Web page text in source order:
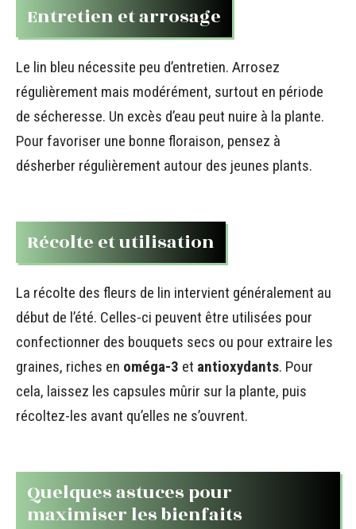
Entretien et arrosage
Le lin bleu nécessite peu d’entretien. Arrosez
régulièrement mais modérément, surtout en période
de sécheresse. Un excès d’eau peut nuire à la plante.
Pour favoriser une bonne floraison, pensez à
désherber régulièrement autour des jeunes plants.
Récolte et utilisation
La récolte des fleurs de lin intervient généralement au
début de l’été. Celles-ci peuvent être utilisées pour
confectionner des bouquets secs ou pour extraire les
graines, riches en oméga-3 et antioxydants. Pour
cela, laissez les capsules mûrir sur la plante, puis
récoltez-les avant qu’elles ne s’ouvrent.
Quelques astuces pour
maximiser les bienfaits